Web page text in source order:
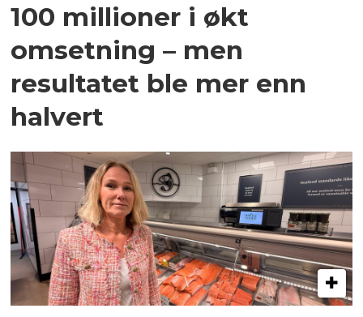
100 millioner i økt
omsetning – men
resultatet ble mer enn
halvert